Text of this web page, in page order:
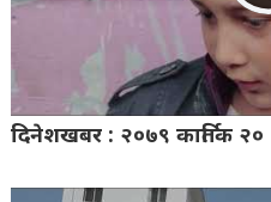
दिनेशखबर : २०७९ कार्तिक २०